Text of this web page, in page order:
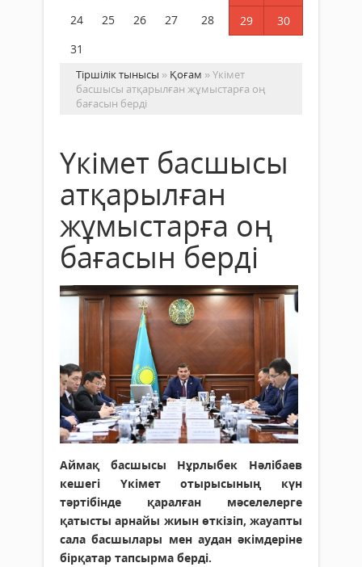
24
25 26 27 28 29
30
31
Тіршілік тынысы » Қоғам » Үкімет
басшысы атқарылған жұмыстарға оң
бағасын берді
Үкімет басшысы
атқарылған
жұмыстарға оң
бағасын берді
Аймақ басшысы Нұрлыбек Нәлібаев
кешегі Үкімет отырысының күн
тәртібінде қаралған мәселелерге
қатысты арнайы жиын өткізіп, жауапты
сала басшылары мен аудан әкімдеріне
бірқатар тапсырма берді.